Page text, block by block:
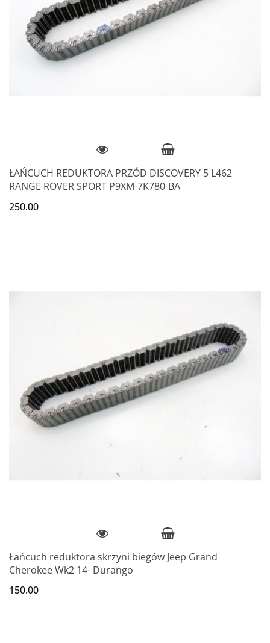
ŁAŃCUCH REDUKTORA PRZÓD DISCOVERY 5 L462
RANGE ROVER SPORT P9XM-7K780-BA
250.00
Łańcuch reduktora skrzyni biegów Jeep Grand
Cherokee Wk2 14- Durango
150.00